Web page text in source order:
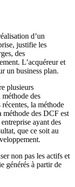
d’un
justifie les
des
L’acquéreur et
un business plan.
plusieurs
des
la méthode
des DCF est
ayant des
que ce soit au
non pas les actifs et
générés à partir de